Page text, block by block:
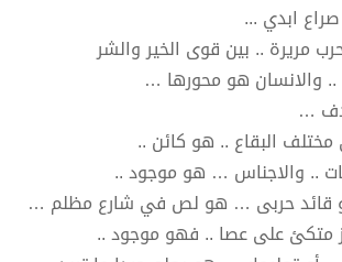
ابدي ...
مريرة .. بين قوى الخير والشر
.. والانسان هو محورها …
…
مختلف البقاع .. هو كائن ..
.. والاجناس … هو موجود ..
حربى … هو لص في شارع مظلم …
متكئ على عصا .. فهو موجود ..